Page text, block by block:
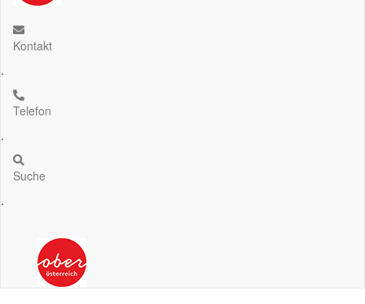
Kontakt
.
Telefon
.
Suche
.